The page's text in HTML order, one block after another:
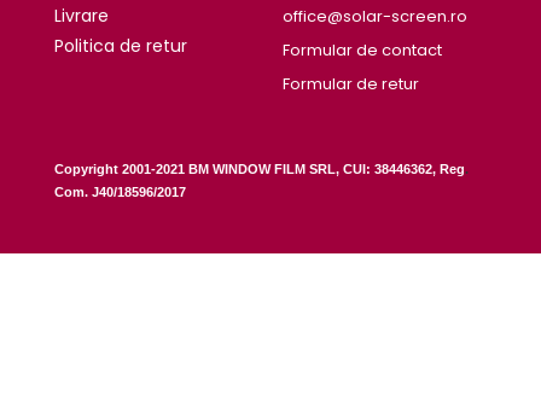
Livrare
Politica de retur
office@solar-screen.ro
Formular de contact
Formular de retur
Copyright 2001-2021 BM WINDOW FILM SRL, CUI: 38446362, Reg.
Com. J40/18596/2017